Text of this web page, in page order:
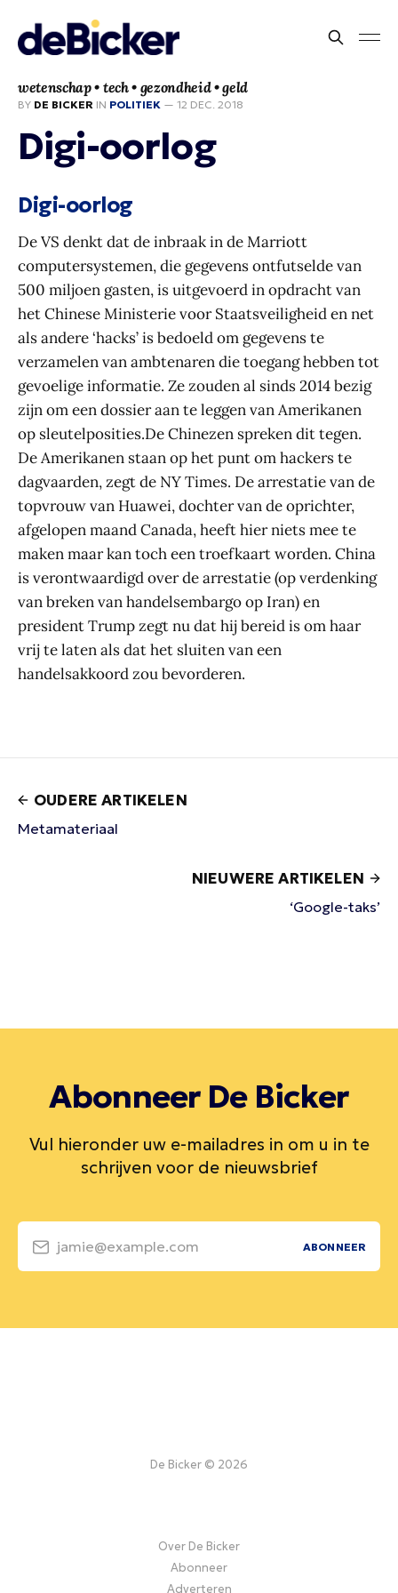
wetenschap • tech • gezondheid • geld
BY DE BICKER IN POLITIEK — 12 DEC. 2018
Digi-oorlog
Digi-oorlog
De VS denkt dat de inbraak in de Marriott
computersystemen, die gegevens ontfutselde van
500 miljoen gasten, is uitgevoerd in opdracht van
het Chinese Ministerie voor Staatsveiligheid en net
als andere ‘hacks’ is bedoeld om gegevens te
verzamelen van ambtenaren die toegang hebben tot
gevoelige informatie. Ze zouden al sinds 2014 bezig
zijn om een dossier aan te leggen van Amerikanen
op sleutelposities.De Chinezen spreken dit tegen.
De Amerikanen staan op het punt om hackers te
dagvaarden, zegt de NY Times. De arrestatie van de
topvrouw van Huawei, dochter van de oprichter,
afgelopen maand Canada, heeft hier niets mee te
maken maar kan toch een troefkaart worden. China
is verontwaardigd over de arrestatie (op verdenking
van breken van handelsembargo op Iran) en
president Trump zegt nu dat hij bereid is om haar
vrij te laten als dat het sluiten van een
handelsakkoord zou bevorderen.
OUDERE ARTIKELEN
Metamateriaal
NIEUWERE ARTIKELEN
‘Google-taks’
Abonneer De Bicker
Vul hieronder uw e-mailadres in om u in te
schrijven voor de nieuwsbrief
jamie@example.com ABONNEER
De Bicker © 2026
Over De Bicker
Abonneer
Adverteren